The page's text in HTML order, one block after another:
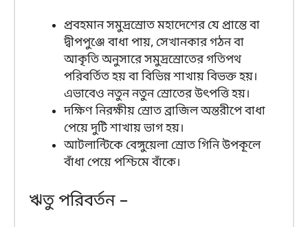
প্রবহমান সমুদ্রস্রোত মহাদেশের যে প্রান্তে বা
দ্বীপপুঞ্জে বাধা পায়, সেখানকার গঠন বা
আকৃতি অনুসারে সমুদ্রস্রোতের গতিপথ
পরিবর্তিত হয় বা বিভিন্ন শাখায় বিভক্ত হয়।
এভাবেও নতুন নতুন স্রোতের উৎপত্তি হয়।
দক্ষিণ নিরক্ষীয় স্রোত ব্রাজিল অন্তরীপে বাধা
পেয়ে দুটি শাখায় ভাগ হয়।
আটলান্টিকে বেঙ্গুয়েলা স্রোত গিনি উপকূলে
বাঁধা পেয়ে পশ্চিমে বাঁকে।
ঋতু পরিবর্তন –